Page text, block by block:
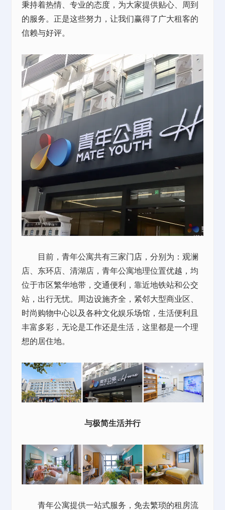
秉持着热情、专业的态度，为大家提供贴心、周到
的服务。正是这些努力，让我们赢得了广大租客的
信赖与好评。
目前，青年公寓共有三家门店 ，分别为：观澜
店、东环店、清湖店，青年公寓地理位置优越，均
位于市区繁华地带，交通便利，靠近地铁站和公交
站，出行无忧。周边设施齐全，紧邻大型商业区、
时尚购物中心以及各种文化娱乐场馆，生活便利且
丰富多彩，无论是工作还是生活，这里都是一个理
想的居住地。
与极简生活并行
青年公寓提供一站式服务，免去繁琐的租房流